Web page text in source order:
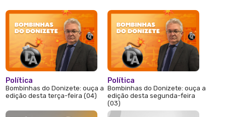
Política
Bombinhas do Donizete: ouça a
edição desta terça-feira (04)
Política
Bombinhas do Donizete: ouça a
edição desta segunda-feira
(03)